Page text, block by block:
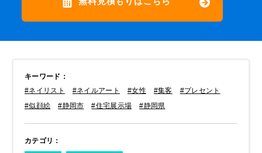
キーワード ：
#ネイリスト
#ネイルアート #女性 #集客
#プレセント
#似顔絵
#静岡市 #住宅展示場 #静岡県
カテゴリ ：